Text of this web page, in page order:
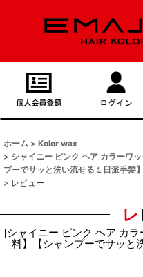
ホーム > Kolor wax
> シャイニー ピンク ヘア カラーワ
プーでサッと洗い流せる１日派手髪
> レビュー
[シャイニー ピンク ヘア カ
料】【シャンプーでサッと